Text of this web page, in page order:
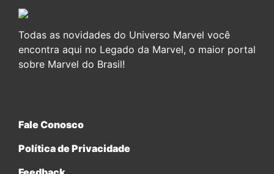
Todas as novidades do Universo Marvel você
encontra aqui no Legado da Marvel, o maior portal
sobre Marvel do Brasil!
Fale Conosco
Política de Privacidade